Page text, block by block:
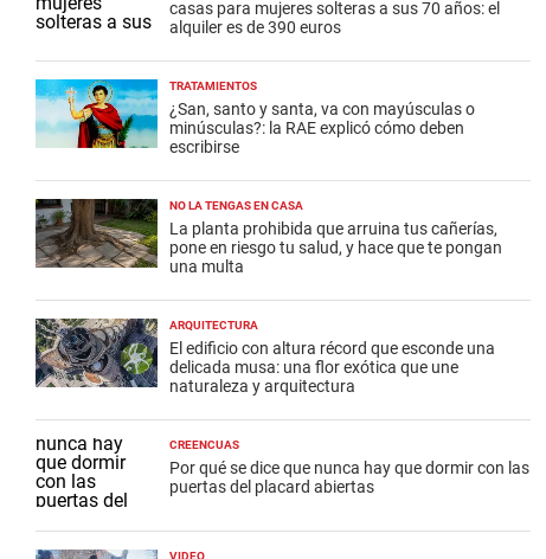
casas para mujeres solteras a sus 70 años: el
alquiler es de 390 euros
TRATAMIENTOS
¿San, santo y santa, va con mayúsculas o
minúsculas?: la RAE explicó cómo deben
escribirse
NO LA TENGAS EN CASA
La planta prohibida que arruina tus cañerías,
pone en riesgo tu salud, y hace que te pongan
una multa
ARQUITECTURA
El edificio con altura récord que esconde una
delicada musa: una flor exótica que une
naturaleza y arquitectura
CREENCUAS
Por qué se dice que nunca hay que dormir con las
puertas del placard abiertas
VIDEO